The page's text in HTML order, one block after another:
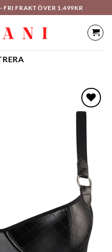
FRI FRAKT ÖVER 1.499KR
LÄGG TILL I
ÖNSKELISTAN